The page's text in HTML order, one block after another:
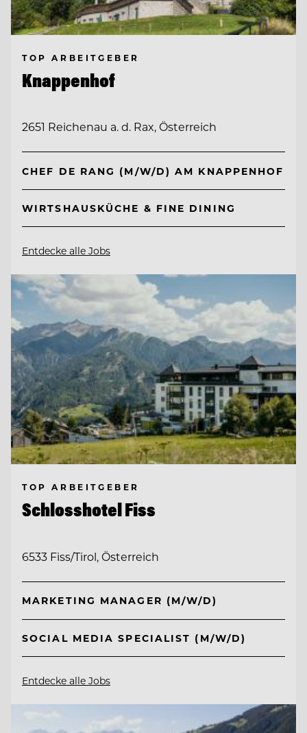
TOP ARBEITGEBER
Knappenhof
2651 Reichenau a. d. Rax, Österreich
CHEF DE RANG (M/W/D) AM KNAPPENHOF
WIRTSHAUSKÜCHE & FINE DINING
Entdecke alle Jobs
TOP ARBEITGEBER
Schlosshotel Fiss
6533 Fiss/Tirol, Österreich
MARKETING MANAGER (M/W/D)
SOCIAL MEDIA SPECIALIST (M/W/D)
Entdecke alle Jobs